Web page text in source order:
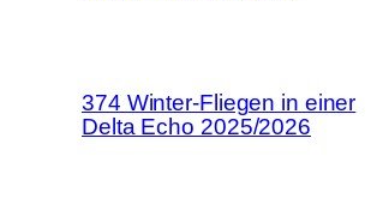
374 Winter-Fliegen in einer
Delta Echo 2025/2026